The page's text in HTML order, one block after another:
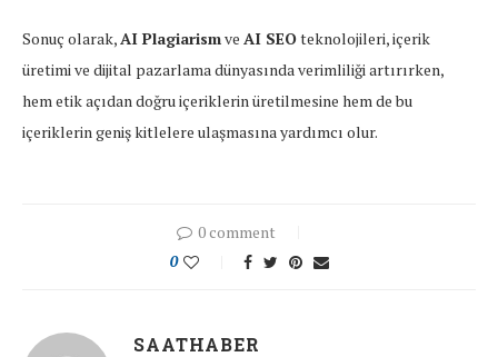
Sonuç olarak, AI Plagiarismve AI SEOteknolojileri, içerik
üretimi ve dijital pazarlama dünyasında verimliliği artırırken,
hem etik açıdan doğru içeriklerin üretilmesine hem de bu
içeriklerin geniş kitlelere ulaşmasına yardımcı olur.
0 comment
0
SAATHABER